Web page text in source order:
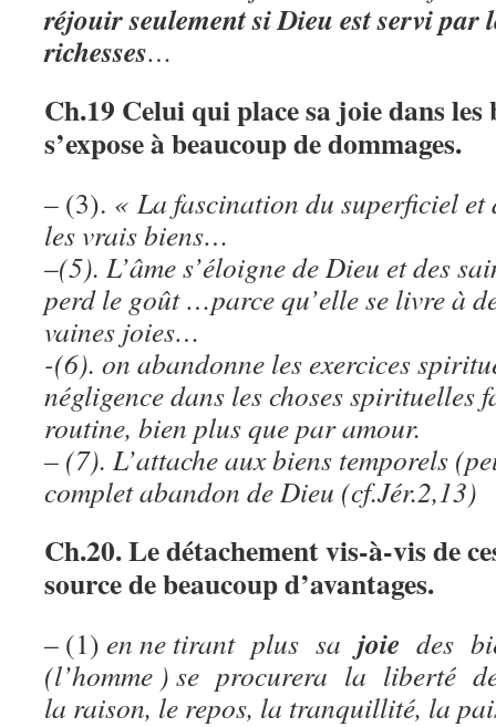
réjouir seulement si Dieu est servi par
richesses…
Ch.19 Celui qui place sa joie dans les
s’expose à beaucoup de dommages.
– (3). « La fascination du superficiel et
les vrais biens…
–(5). L’âme s’éloigne de Dieu et des
perd le goût …parce qu’elle se livre à
vaines joies…
-(6). on abandonne les exercices
négligence dans les choses
routine, bien plus que par amour.
– (7). L’attache aux biens temporels
complet abandon de Dieu (cf.Jér.2,13)
Ch.20. Le détachement vis-à-vis de
source de beaucoup d’avantages.
– (1) en ne tirant plus sa joie des
(l’homme ) se procurera la liberté
la raison, le repos, la tranquillité, la